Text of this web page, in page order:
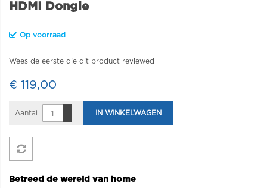
HDMI Dongle
Op voorraad
Wees de eerste die dit product reviewed
€ 119,00
Aantal IN WINKELWAGEN
Betreed de wereld van home